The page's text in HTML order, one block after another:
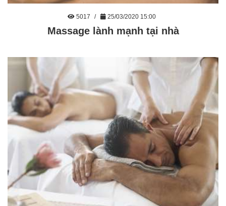
5017 25/03/2020 15:00
Massage lành mạnh tại nhà